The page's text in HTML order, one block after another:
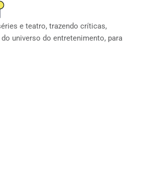
e teatro, trazendo críticas,
universo do entretenimento, para